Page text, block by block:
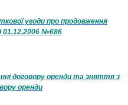
угоди про продовження
01.12.2006 №686
договору оренди та зняття з
оренди